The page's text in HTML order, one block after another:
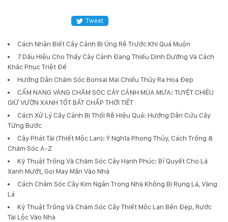
Tweet
Cách Nhận Biết Cây Cảnh Bị Úng Rễ Trước Khi Quá Muộn
7 Dấu Hiệu Cho Thấy Cây Cảnh Đang Thiếu Dinh Dưỡng Và Cách
Khắc Phục Triệt Để
Hướng Dẫn Chăm Sóc Bonsai Mai Chiếu Thủy Ra Hoa Đẹp
CẨM NANG VÀNG CHĂM SÓC CÂY CẢNH MÙA MƯA: TUYỆT CHIÊU
GIỮ VƯỜN XANH TỐT BẤT CHẤP THỜI TIẾT
Cách Xử Lý Cây Cảnh Bị Thối Rễ Hiệu Quả: Hướng Dẫn Cứu Cây
Từng Bước
Cây Phát Tài (Thiết Mộc Lan): Ý Nghĩa Phong Thủy, Cách Trồng &
Chăm Sóc A-Z
Kỹ Thuật Trồng Và Chăm Sóc Cây Hạnh Phúc: Bí Quyết Cho Lá
Xanh Mướt, Gọi May Mắn Vào Nhà
Cách Chăm Sóc Cây Kim Ngân Trong Nhà Không Bị Rụng Lá, Vàng
Lá
Kỹ Thuật Trồng Và Chăm Sóc Cây Thiết Mộc Lan Bền Đẹp, Rước
Tài Lộc Vào Nhà